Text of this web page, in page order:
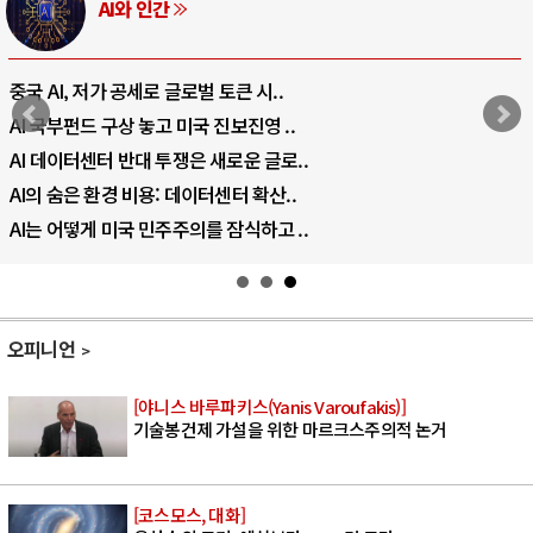
AI와 인간
중국 AI, 저가 공세로 글로벌 토큰 시..
AI 국부펀드 구상 놓고 미국 진보진영 ..
AI 데이터센터 반대 투쟁은 새로운 글로..
AI의 숨은 환경 비용: 데이터센터 확산..
AI는 어떻게 미국 민주주의를 잠식하고 ..
오피니언
[야니스 바루파키스(Yanis Varoufakis)]
기술봉건제 가설을 위한 마르크스주의적 논거
[코스모스, 대화]